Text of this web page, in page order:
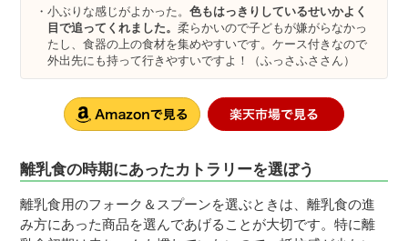
小ぶりな感じがよかった。色もはっきりしているせいかよく
目で追ってくれました。柔らかいので子どもが嫌がらなかっ
たし、食器の上の食材を集めやすいです。ケース付きなので
外出先にも持って行きやすいですよ！（ふっさふささん）
離乳食の時期にあったカトラリーを選ぼう
離乳食用のフォーク＆スプーンを選ぶときは、離乳食の進
み方にあった商品を選んであげることが大切です。特に離